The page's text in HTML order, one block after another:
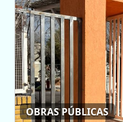
OBRAS PÚBLICAS